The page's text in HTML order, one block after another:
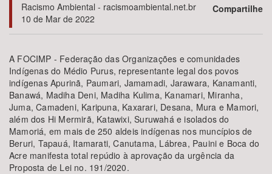
Tema
Subtema
Área de Levantamento
Área Protegida
BUSCAR
Racismo Ambiental - racismoambiental.net.br
10 de Mar de 2022
Compartilhe
A FOCIMP - Federação das Organizações e comunidades
Indígenas do Médio Purus, representante legal dos povos
indígenas Apurinã, Paumari, Jamamadi, Jarawara, Kanamanti,
Banawá, Madiha Deni, Madiha Kulima, Kanamari, Miranha,
Juma, Camadeni, Karipuna, Kaxarari, Desana, Mura e Mamori,
além dos Hi Mermirã, Katawixi, Suruwahá e isolados do
Mamoriá, em mais de 250 aldeis indígenas nos muncípios de
Beruri, Tapauá, Itamarati, Canutama, Lábrea, Pauini e Boca do
Acre manifesta total repúdio à aprovação da urgência da
Proposta de Lei no. 191/2020.